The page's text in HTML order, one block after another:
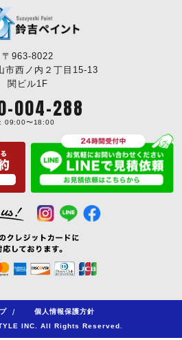
〒963-8022
市西ノ内２丁目15-13
関ビル1F
004-288
: 09:00〜18:00
/
個人情報保護方針
INC. All Rights Reserved.